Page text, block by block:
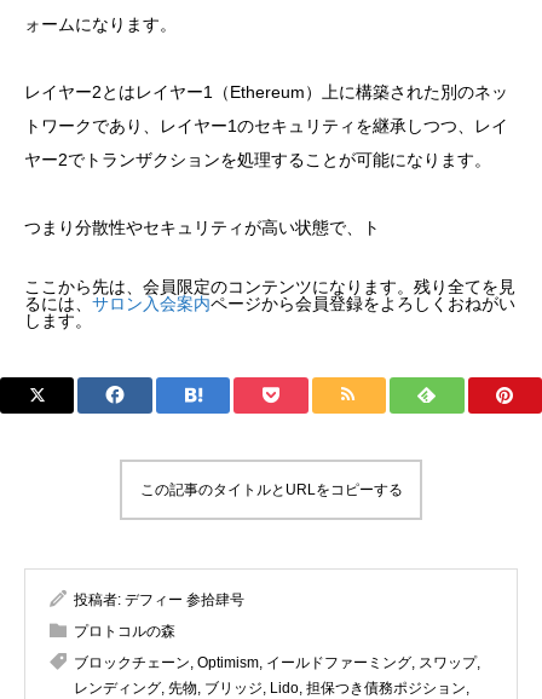
ォームになります。
レイヤー2とはレイヤー1（Ethereum）上に構築された別のネッ
トワークであり、レイヤー1のセキュリティを継承しつつ、レイ
ヤー2でトランザクションを処理することが可能になります。
つまり分散性やセキュリティが高い状態で、ト
ここから先は、会員限定のコンテンツになります。残り全てを見
るには、 サロン入会案内ページから会員登録をよろしくおねがい
します。
この記事のタイトルとURLをコピーする
投稿者: デフィー 参拾肆号
プロトコルの森
ブロックチェーン, Optimism, イールドファーミング, スワップ,
レンディング, 先物, ブリッジ, Lido, 担保つき債務ポジション,